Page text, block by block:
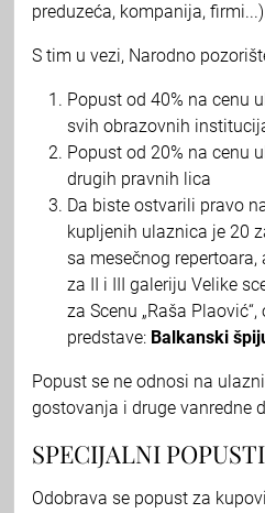
preduzeća, kompanija,
S tim u vezi, Narodno
Popust od 40% na cenu
svih obrazovnih
Popust od 20% na cenu
drugih pravnih lica
Da biste ostvarili pravo
kupljenih ulaznica je 20
sa mesečnog
za II i III galeriju Velike
za Scenu „Raša
predstave: Balkanski
Popust se ne odnosi na
gostovanja i druge vanredne
SPECIJALNI POPUSTI
Odobrava se popust za